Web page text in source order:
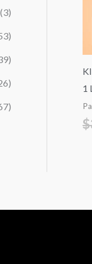
(3)
1
$